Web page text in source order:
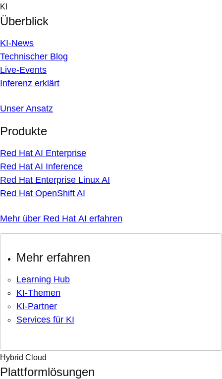
Skip
to
content
KI
Überblick
KI-News
Technischer Blog
Live-Events
Inferenz erklärt
Unser Ansatz
Produkte
Red Hat AI Enterprise
Red Hat AI Inference
Red Hat Enterprise Linux AI
Red Hat OpenShift AI
Mehr über Red Hat AI erfahren
Mehr erfahren
Learning Hub
KI-Themen
KI-Partner
Services für KI
Hybrid Cloud
Plattformlösungen